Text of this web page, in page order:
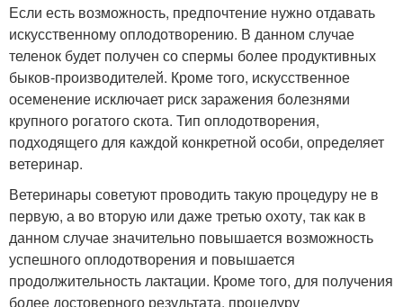
Если есть возможность, предпочтение нужно отдавать
искусственному оплодотворению. В данном случае
теленок будет получен со спермы более продуктивных
быков-производителей. Кроме того, искусственное
осеменение исключает риск заражения болезнями
крупного рогатого скота. Тип оплодотворения,
подходящего для каждой конкретной особи, определяет
ветеринар.
Ветеринары советуют проводить такую процедуру не в
первую, а во вторую или даже третью охоту, так как в
данном случае значительно повышается возможность
успешного оплодотворения и повышается
продолжительность лактации. Кроме того, для получения
более достоверного результата, процедуру